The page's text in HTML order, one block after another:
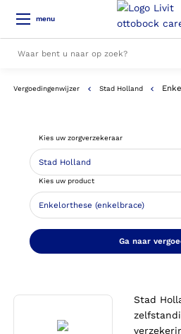
menu
Alle resultaten
Vergoedingenwijzer Stad Holland
Kies uw zorgverzekeraar
Kies uw product
Ga naar
Stad